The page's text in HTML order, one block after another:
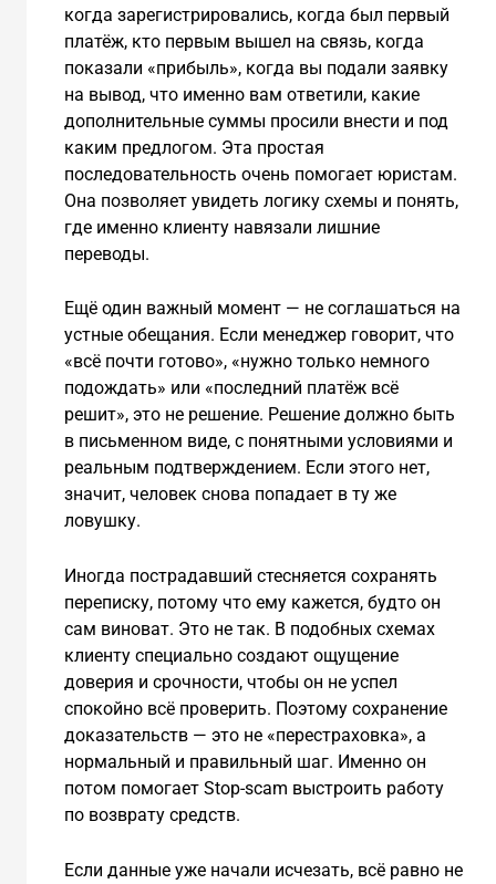
когда зарегистрировались, когда был первый
платёж, кто первым вышел на связь, когда
показали «прибыль», когда вы подали заявку
на вывод, что именно вам ответили, какие
дополнительные суммы просили внести и под
каким предлогом. Эта простая
последовательность очень помогает юристам.
Она позволяет увидеть логику схемы и понять,
где именно клиенту навязали лишние
переводы.
Ещё один важный момент — не соглашаться на
устные обещания. Если менеджер говорит, что
«всё почти готово», «нужно только немного
подождать» или «последний платёж всё
решит», это не решение. Решение должно быть
в письменном виде, с понятными условиями и
реальным подтверждением. Если этого нет,
значит, человек снова попадает в ту же
ловушку.
Иногда пострадавший стесняется сохранять
переписку, потому что ему кажется, будто он
сам виноват. Это не так. В подобных схемах
клиенту специально создают ощущение
доверия и срочности, чтобы он не успел
спокойно всё проверить. Поэтому сохранение
доказательств — это не «перестраховка», а
нормальный и правильный шаг. Именно он
потом помогает Stop-scam выстроить работу
по возврату средств.
Если данные уже начали исчезать, всё равно не